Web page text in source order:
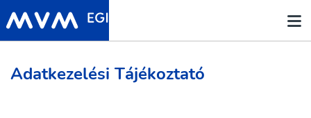
Adatkezelési Tájékoztató